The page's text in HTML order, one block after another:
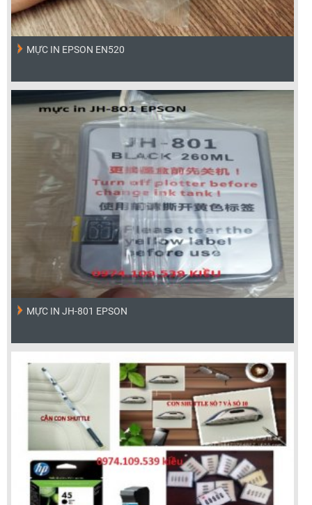
MỰC IN EPSON EN520
MỰC IN JH-801 EPSON